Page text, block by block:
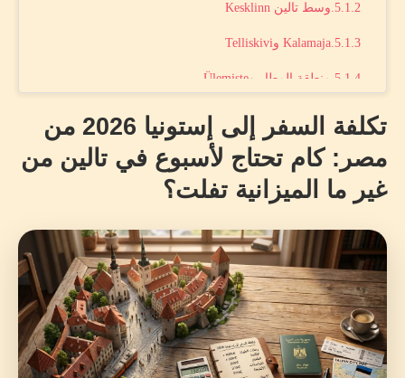
وسط تالين Kesklinn
Kalamaja وTelliskivi
منطقة المطار وÜlemiste
قاعدة بسيطة لاختيار الفندق
خريطة فنادق تالين
تكلفة الأكل في إستونيا
أماكن وأساليب توفر في الأكل
تكلفة المواصلات في تالين
الأسعار الرسمية للمواصلات العامة في تالين
من مطار تالين إلى وسط المدينة
تكلفة السفر إلى إستونيا 2026 من
مصر: كام تحتاج لأسبوع في تالين من
غير ما الميزانية تفلت؟